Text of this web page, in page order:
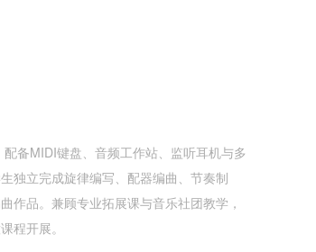
备MIDI键盘、音频工作站、监听耳机与多
独立完成旋律编写、配器编曲、节奏制
作品。兼顾专业拓展课与音乐社团教学，
程开展。